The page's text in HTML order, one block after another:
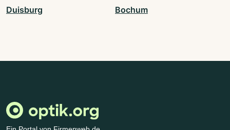
Duisburg Bochum